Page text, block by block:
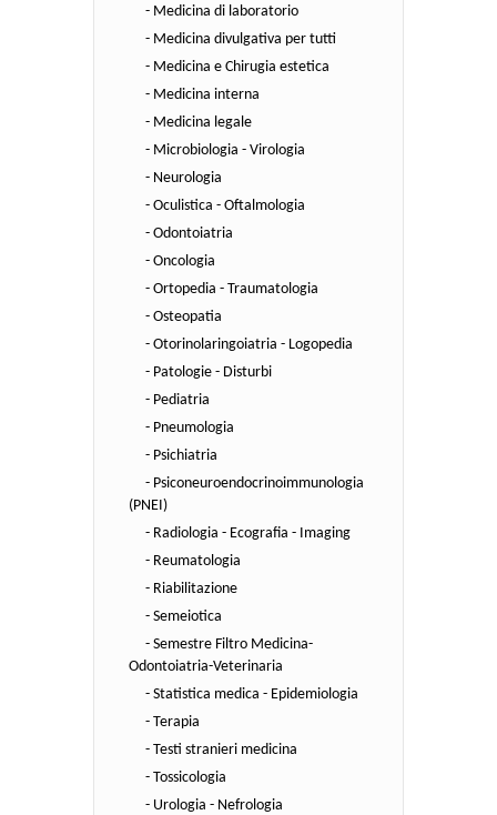
- Medicina di laboratorio
- Medicina divulgativa per tutti
- Medicina e Chirugia estetica
- Medicina interna
- Medicina legale
- Microbiologia - Virologia
- Neurologia
- Oculistica - Oftalmologia
- Odontoiatria
- Oncologia
- Ortopedia - Traumatologia
- Osteopatia
- Otorinolaringoiatria - Logopedia
- Patologie - Disturbi
- Pediatria
- Pneumologia
- Psichiatria
- Psiconeuroendocrinoimmunologia
(PNEI)
- Radiologia - Ecografia - Imaging
- Reumatologia
- Riabilitazione
- Semeiotica
- Semestre Filtro Medicina-
Odontoiatria-Veterinaria
- Statistica medica - Epidemiologia
- Terapia
- Testi stranieri medicina
- Tossicologia
- Urologia - Nefrologia